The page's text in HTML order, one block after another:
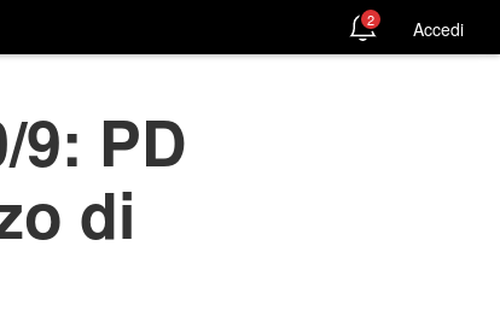
2 Accedi
PD
di